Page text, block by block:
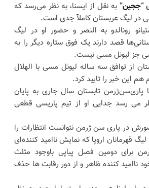
“ججین”به نقل از ایسنا، به نظر می‌رسد که
در لیگ عربستان کاملآ جدی است.
رونالدو به النصر ‌و حضور او در لیگ
قصد دارند یک فوق ستاره دیگر را به
جز لیونل مسی نیست.
از توافق سه ساله لیونل مسی با الهلال
هم این خبر را تایید کرد.
پاری‌سن‌ژرمن تابستان سال جاری به پایان
می رسد جدایی او از تیم پاریسی قطعی
در پاری سن ژرمن نتوانست انتظارات را
لیگ قهرمانان اروپا که نمایش ناامید کننده‌ای
برای دومین فصل پیاپی باوجود مثلث
کننده ظاهر و از دور رقابت ها حذف